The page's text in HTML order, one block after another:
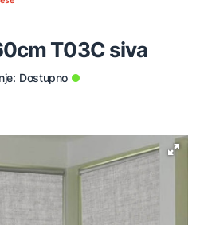
T03C siva
Dostupno